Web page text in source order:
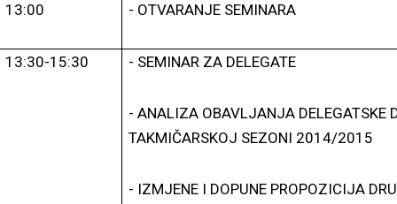
13:00 - OTVARANJE SEMINARA
13:30-15:30 - SEMINAR ZA DELEGATE
-ANALIZA OBAVLJANJA DELEGATSKE
TAKMIČARSKOJ SEZONI 2014/2015
- IZMJENE I DOPUNE PROPOZICIJA